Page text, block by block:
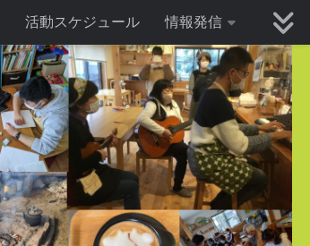
活動スケジュール 情報発信